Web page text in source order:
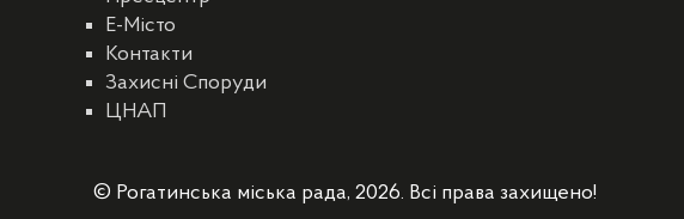
E-Місто
Контакти
Захисні Споруди
ЦНАП
© Рогатинська міська рада, 2026. Всі права захищено!